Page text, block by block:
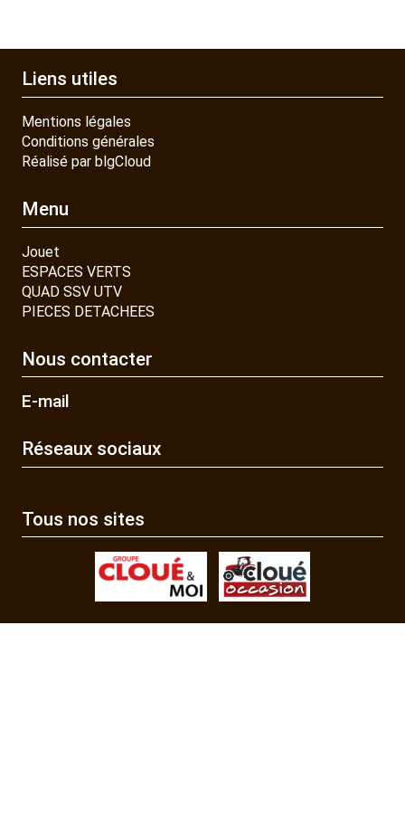
Liens utiles
Mentions légales
Conditions générales
Réalisé par blgCloud
Menu
Jouet
ESPACES VERTS
QUAD SSV UTV
PIECES DETACHEES
Nous contacter
E-mail
Réseaux sociaux
Tous nos sites